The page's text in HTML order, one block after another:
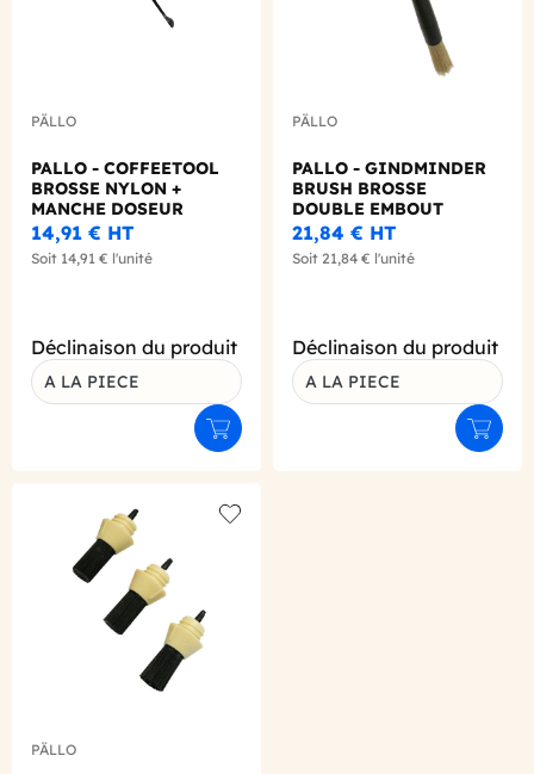
PÄLLO
PALLO - COFFEETOOL
BROSSE NYLON +
MANCHE DOSEUR
14,91 € HT
Soit 14,91 € l'unité
Déclinaison du produit
A LA PIECE
Ajouter au panier
PÄLLO
PALLO - GINDMINDER
BRUSH BROSSE
DOUBLE EMBOUT
21,84 € HT
Soit 21,84 € l'unité
Déclinaison du produit
A LA PIECE
PÄLLO